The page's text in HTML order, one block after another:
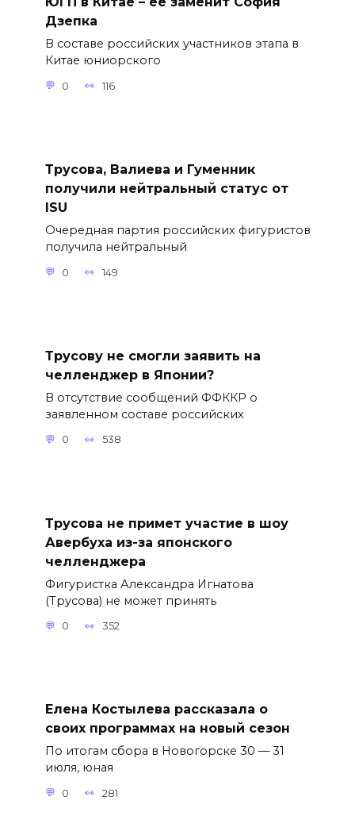
Дзепка
В составе российских участников этапа в
Китае юниорского
0 116
Трусова, Валиева и Гуменник
получили нейтральный статус от
ISU
Очередная партия российских фигуристов
получила нейтральный
0 149
Трусову не смогли заявить на
челленджер в Японии?
В отсутствие сообщений ФФККР о
заявленном составе российских
0 538
Трусова не примет участие в шоу
Авербуха из-за японского
челленджера
Фигуристка Александра Игнатова
(Трусова) не может принять
0 352
Елена Костылева рассказала о
своих программах на новый сезон
По итогам сбора в Новогорске 30 — 31
июля, юная
0 281